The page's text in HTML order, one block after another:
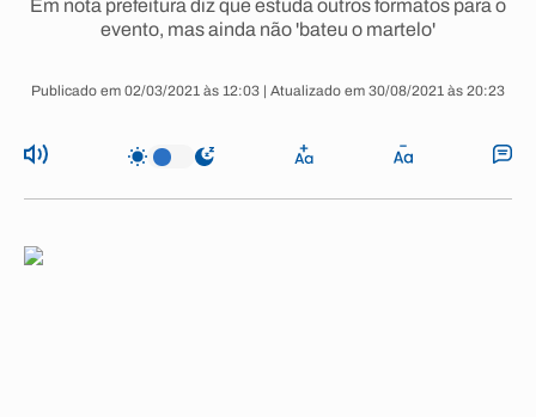
Em nota prefeitura diz que estuda outros formatos para o
evento, mas ainda não 'bateu o martelo'
Publicado em 02/03/2021 às 12:03 | Atualizado em 30/08/2021 às 20:23